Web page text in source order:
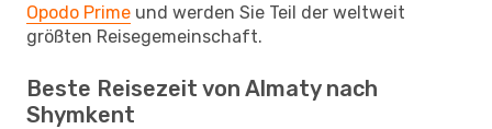
Opodo Prime und werden Sie Teil der weltweit
größten Reisegemeinschaft.
Beste Reisezeit von Almaty nach
Shymkent